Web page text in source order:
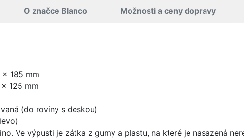
O značce Blanco Možnosti a ceny dopravy
185 mm
125 mm
(do roviny s deskou)
Ve výpusti je zátka z gumy a plastu, na které je nasazená